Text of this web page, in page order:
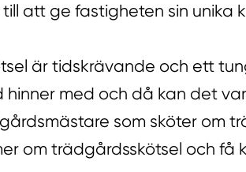
att ge fastigheten sin unika
är tidskrävande och ett
hinner med och då kan det
som sköter om
om trädgårdsskötsel och få